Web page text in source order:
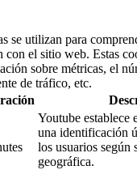
se utilizan para
con el sitio web. Estas
sobre métricas, el
de tráfico, etc.
Youtube establece
una identificación
los usuarios según
geográfica.